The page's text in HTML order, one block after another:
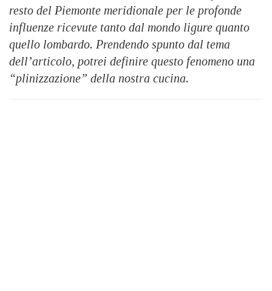
resto del Piemonte meridionale per le profonde
influenze ricevute tanto dal mondo ligure quanto
quello lombardo. Prendendo spunto dal tema
dell’articolo, potrei definire questo fenomeno una
“plinizzazione” della nostra cucina.